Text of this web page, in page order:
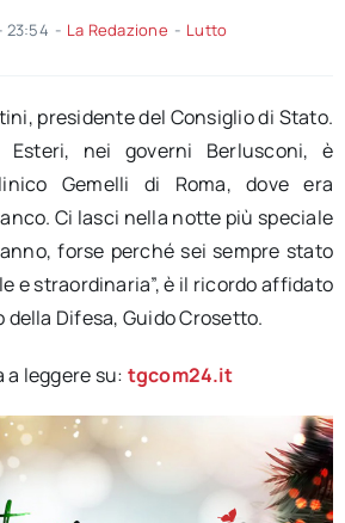
23:54 - La Redazione - Lutto
presidente del Consiglio di Stato.
Esteri, nei governi Berlusconi, è
Gemelli di Roma, dove era
Ci lasci nella notte più speciale
forse perché sei sempre stato
e straordinaria”, è il ricordo affidato
Difesa, Guido Crosetto.
leggere su: tgcom24.it